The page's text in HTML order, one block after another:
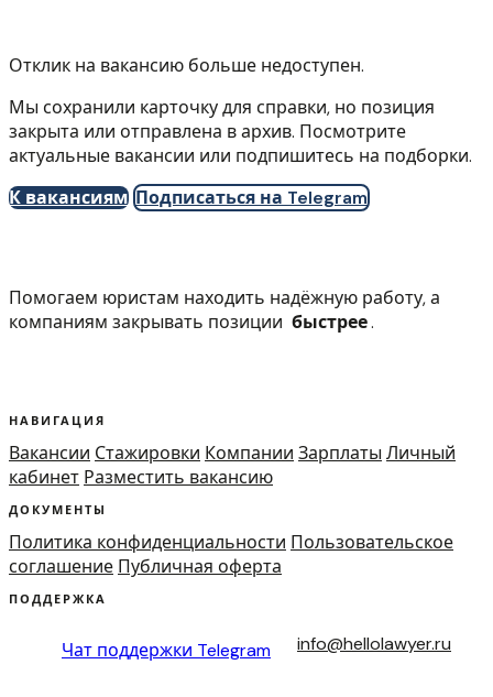
Отклик на вакансию больше недоступен.
Мы сохранили карточку для справки, но позиция
закрыта или отправлена в архив. Посмотрите
актуальные вакансии или подпишитесь на подборки.
К вакансиям Подписаться на Telegram
Помогаем юристам находить надёжную работу, а
компаниям закрывать позиции быстрее.
НАВИГАЦИЯ
Вакансии Стажировки Компании Зарплаты Личный
кабинет Разместить вакансию
ДОКУМЕНТЫ
Политика конфиденциальности Пользовательское
соглашение Публичная оферта
ПОДДЕРЖКА
Чат поддержки Telegram info@hellolawyer.ru